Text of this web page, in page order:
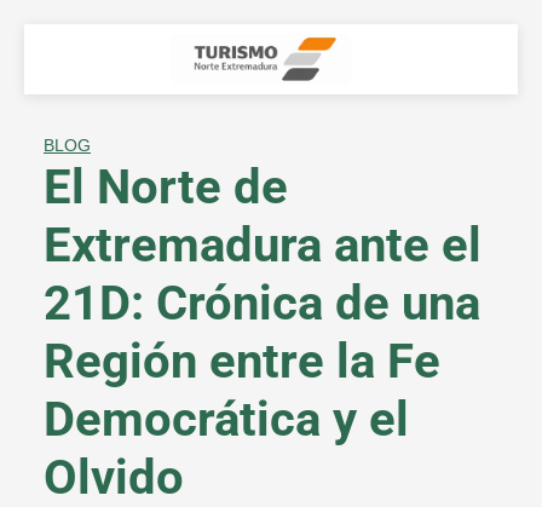
content
BLOG
El Norte de
Extremadura ante el
21D: Crónica de una
Región entre la Fe
Democrática y el
Olvido